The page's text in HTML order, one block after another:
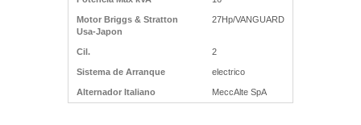
Motor Briggs & Stratton
Usa-Japon
27Hp/VANGUARD
Cil. 2
Sistema de Arranque electrico
Alternador Italiano MeccAlte SpA